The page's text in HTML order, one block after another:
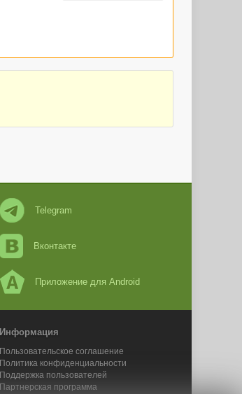
Telegram
Вконтакте
Приложение для Android
Информация
Пользовательское соглашение
Политика конфиденциальности
Поддержка пользователей
Партнерская программа